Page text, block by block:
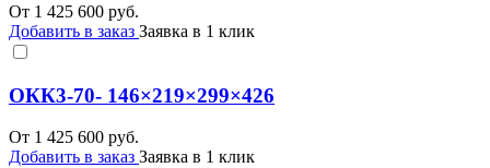
От 1 425 600 руб.
Добавить в заказ Заявка в 1 клик
ОКК3-70- 146×219×299×426
От 1 425 600 руб.
Добавить в заказ Заявка в 1 клик